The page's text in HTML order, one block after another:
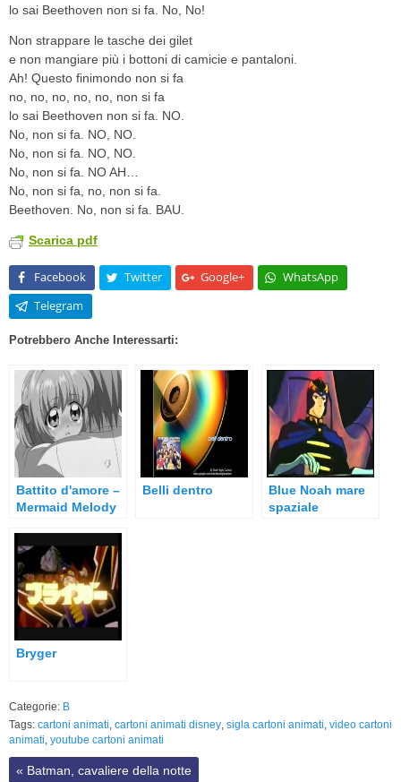
lo sai Beethoven non si fa. No, No!
Non strappare le tasche dei gilet
e non mangiare più i bottoni di camicie e pantaloni.
Ah! Questo finimondo non si fa
no, no, no, no, no, non si fa
lo sai Beethoven non si fa. NO.
No, non si fa. NO, NO.
No, non si fa. NO, NO.
No, non si fa. NO AH…
No, non si fa, no, non si fa.
Beethoven. No, non si fa. BAU.
Scarica pdf
Facebook Twitter Google+
WhatsApp
Telegram
Potrebbero Anche Interessarti:
Battito d'amore –
Mermaid Melody
Belli dentro
Blue Noah mare
spaziale
Bryger
Categorie: B
Tags: cartoni animati cartoni animati disney sigla cartoni animati video cartoni
animati youtube cartoni animati
« Batman, cavaliere della notte